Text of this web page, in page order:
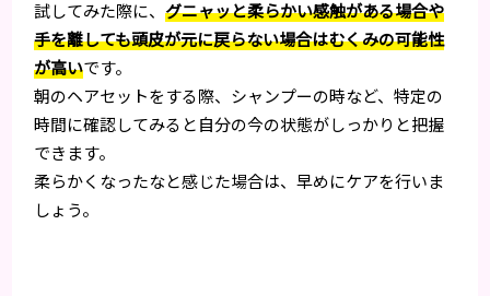
試してみた際に、グニャッと柔らかい感触がある場合や
手を離しても頭皮が元に戻らない場合はむくみの可能性
が高いです。
朝のヘアセットをする際、シャンプーの時など、特定の
時間に確認してみると自分の今の状態がしっかりと把握
できます。
柔らかくなったなと感じた場合は、早めにケアを行いま
しょう。